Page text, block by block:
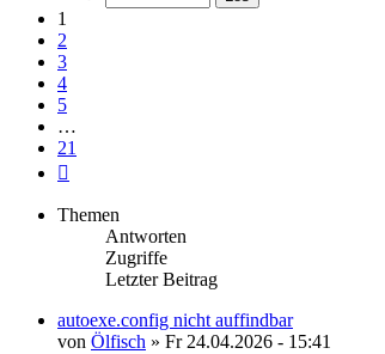
1
2
3
4
5
…
21
Themen
Antworten
Zugriffe
Letzter Beitrag
autoexe.config nicht auffindbar
von Ölfisch » Fr 24.04.2026 - 15:41